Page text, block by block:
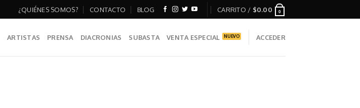
¿QUIÉNES SOMOS? CONTACTO BLOG CARRITO / $0.00 0
ARTISTAS PRENSA DIACRONIAS SUBASTA VENTA ESPECIAL ACCEDER